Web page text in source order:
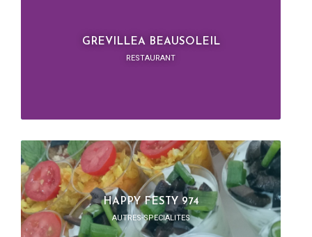
GREVILLEA BEAUSOLEIL
RESTAURANT
HAPPY FESTY 974
AUTRES-SPECIALITES